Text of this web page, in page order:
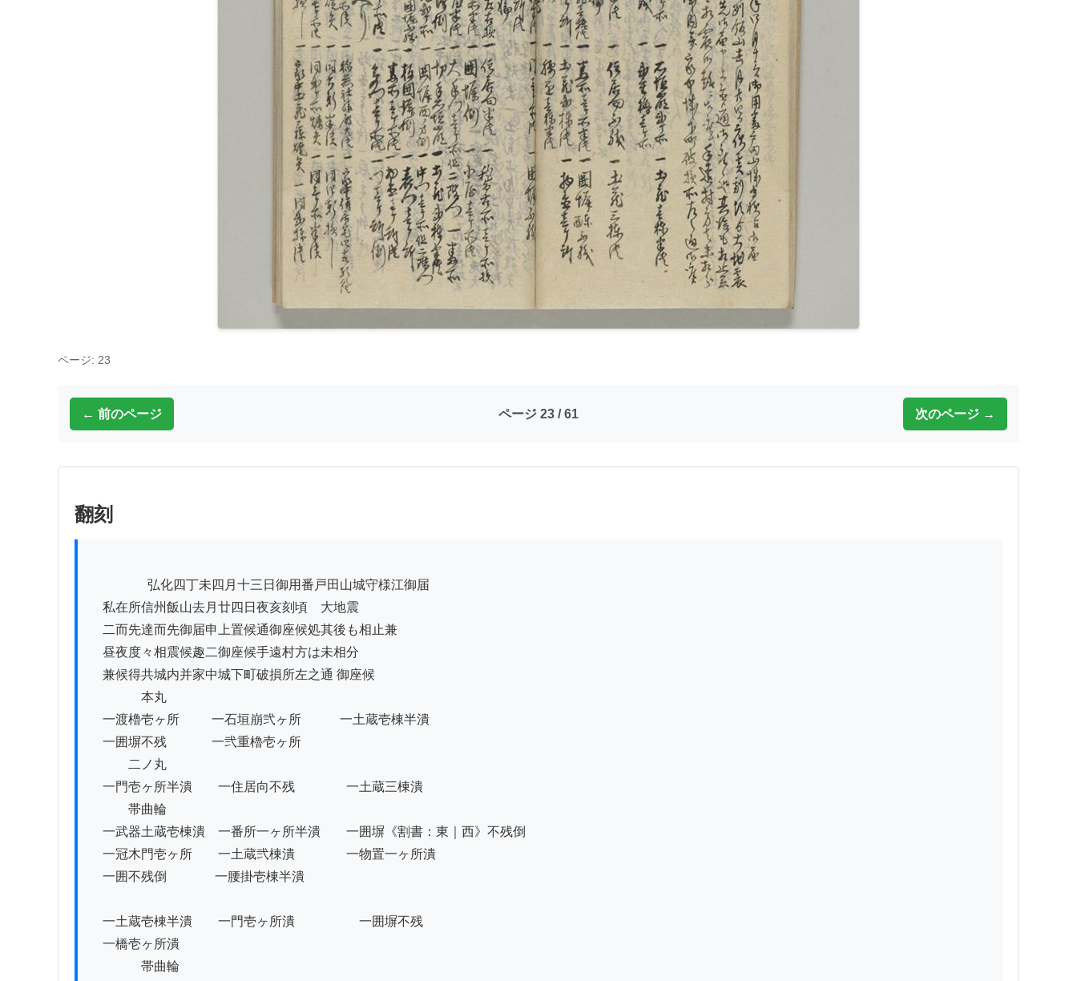
ページ: 23
← 前のページ ページ 23 / 61 次のページ →
翻刻
私在所信州飯山去月廿四日夜亥刻頃ゟ大地震
二而先達而先御届申上置候通御座候処其後も相止兼
昼夜度々相震候趣二御座候手遠村方は未相分
兼候得共城内并家中城下町破損所左之通 御座候
本丸
一渡櫓壱ヶ所 　　 一石垣崩弐ヶ所　　　一土蔵壱棟半潰
一囲塀不残　　　  一弐重櫓壱ヶ所
二ノ丸
一門壱ヶ所半潰　　一住居向不残　　　　一土蔵三棟潰
帯曲輪
一武器土蔵壱棟潰　一番所一ヶ所半潰　　一囲塀《割書：東｜西》不残倒
一冠木門壱ヶ所　　一土蔵弐棟潰　　　　一物置一ヶ所潰
一囲不残倒 　　　  一腰掛壱棟半潰
一土蔵壱棟半潰　　一門壱ヶ所潰　　　　　一囲塀不残
一橋壱ヶ所潰
帯曲輪